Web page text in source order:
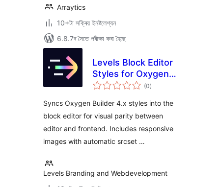
Arraytics
10+টা সক্ৰিয় ইনষ্টলেশ্যন
6.8.7ৰ সৈতে পৰীক্ষা কৰা হৈছে
Levels Block Editor
Styles for Oxygen
Builder
(0টা
মুঠ)
Syncs Oxygen Builder 4.x styles into the
block editor for visual parity between
editor and frontend. Includes responsive
images with automatic srcset …
Levels Branding and Webdevelopment